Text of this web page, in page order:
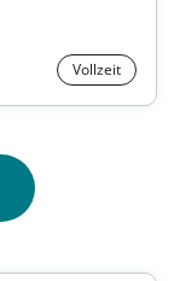
Vollzeit